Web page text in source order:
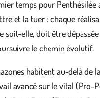
temps pour Penthésilée
et la tuer : chaque
soit-elle, doit être
le chemin évolutif.
habitent au-delà de
avancé sur le vital (Pro-